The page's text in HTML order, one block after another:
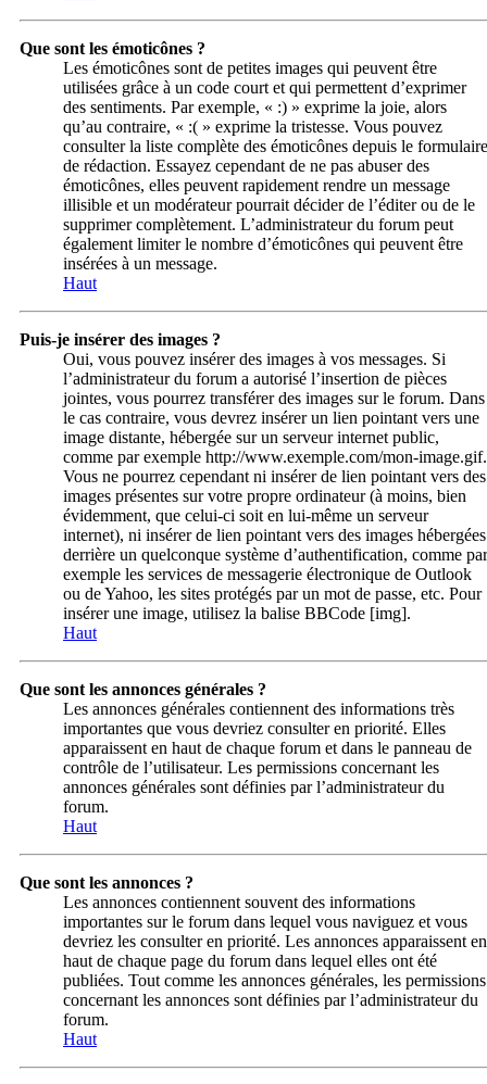
Que sont les émoticônes ?
Les émoticônes sont de petites images qui peuvent être
utilisées grâce à un code court et qui permettent d’exprimer
des sentiments. Par exemple, « :) » exprime la joie, alors
qu’au contraire, « :( » exprime la tristesse. Vous pouvez
consulter la liste complète des émoticônes depuis le formulaire
de rédaction. Essayez cependant de ne pas abuser des
émoticônes, elles peuvent rapidement rendre un message
illisible et un modérateur pourrait décider de l’éditer ou de le
supprimer complètement. L’administrateur du forum peut
également limiter le nombre d’émoticônes qui peuvent être
insérées à un message.
Haut
Puis-je insérer des images ?
Oui, vous pouvez insérer des images à vos messages. Si
l’administrateur du forum a autorisé l’insertion de pièces
jointes, vous pourrez transférer des images sur le forum. Dans
le cas contraire, vous devrez insérer un lien pointant vers une
image distante, hébergée sur un serveur internet public,
comme par exemple http://www.exemple.com/mon-image.gif.
Vous ne pourrez cependant ni insérer de lien pointant vers des
images présentes sur votre propre ordinateur (à moins, bien
évidemment, que celui-ci soit en lui-même un serveur
internet), ni insérer de lien pointant vers des images hébergées
derrière un quelconque système d’authentification, comme par
exemple les services de messagerie électronique de Outlook
ou de Yahoo, les sites protégés par un mot de passe, etc. Pour
insérer une image, utilisez la balise BBCode [img].
Haut
Que sont les annonces générales ?
Les annonces générales contiennent des informations très
importantes que vous devriez consulter en priorité. Elles
apparaissent en haut de chaque forum et dans le panneau de
contrôle de l’utilisateur. Les permissions concernant les
annonces générales sont définies par l’administrateur du
forum.
Haut
Que sont les annonces ?
Les annonces contiennent souvent des informations
importantes sur le forum dans lequel vous naviguez et vous
devriez les consulter en priorité. Les annonces apparaissent en
haut de chaque page du forum dans lequel elles ont été
publiées. Tout comme les annonces générales, les permissions
concernant les annonces sont définies par l’administrateur du
forum.
Haut